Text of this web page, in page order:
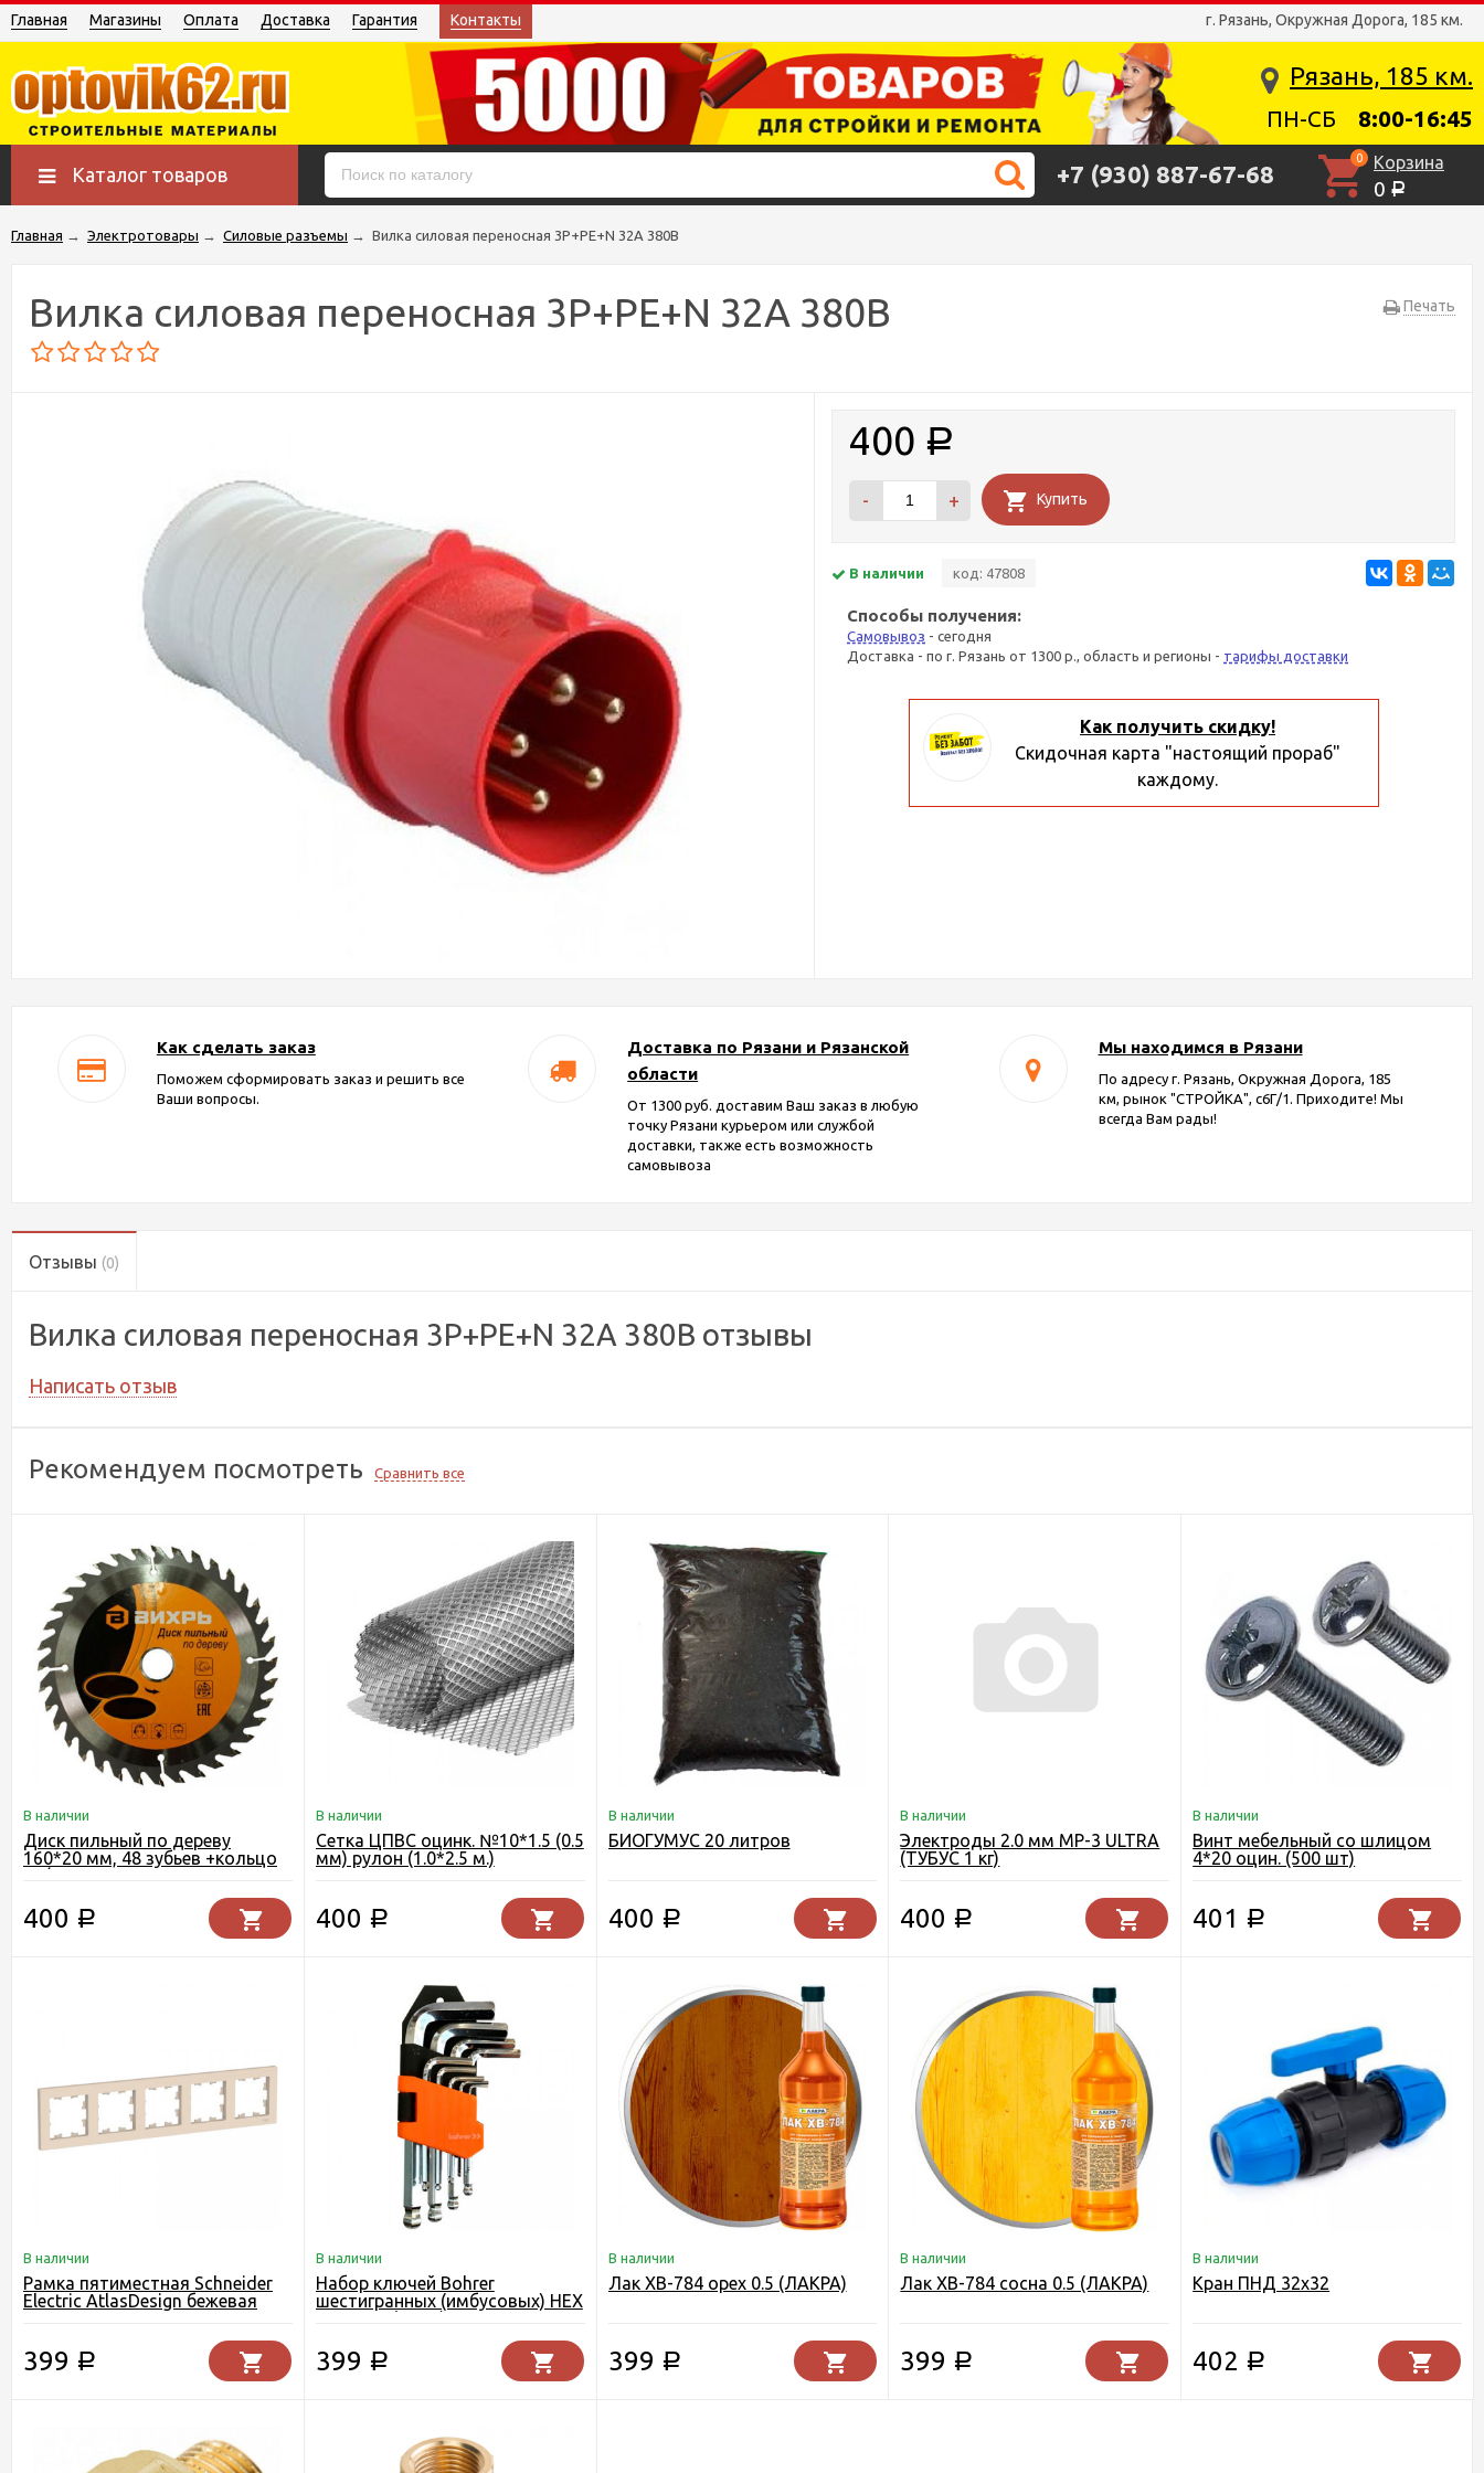
г. Рязань, Окружная Дорога, 185 км.
Главная Магазины Оплата Доставка Гарантия Контакты
Рязань, 185 км.
ПН-СБ 8:00-16:45
Каталог товаров +7 (930) 887-67-68
0 Корзина
0 Р
Главная → Электротовары → Силовые разъемы → Вилка силовая переносная 3P+PE+N 32A 380B
Печать
Вилка силовая переносная 3P+PE+N 32A 380B
400 Р
- + Купить
В наличии код: 47808
Способы получения:
Самовывоз - сегодня
Доставка - по г. Рязань от 1300 р., область и регионы - тарифы доставки
Как получить скидку!
Скидочная карта "настоящий прораб"
каждому.
Как сделать заказ
Поможем сформировать заказ и решить все
Ваши вопросы.
Доставка по Рязани и Рязанской
области
От 1300 руб. доставим Ваш заказ в любую
точку Рязани курьером или службой
доставки, также есть возможность
самовывоза
Мы находимся в Рязани
По адресу г. Рязань, Окружная Дорога, 185
км, рынок "СТРОЙКА", с6Г/1. Приходите! Мы
всегда Вам рады!
Отзывы (0)
Вилка силовая переносная 3P+PE+N 32A 380B отзывы
Написать отзыв
Рекомендуем посмотреть Сравнить все
В наличии
Диск пильный по дереву
160*20 мм, 48 зубьев +кольцо
16/20 Вихрь
400 Р
В наличии
Сетка ЦПВС оцинк. №10*1.5 (0.5
мм) рулон (1.0*2.5 м.)
400 Р
В наличии
БИОГУМУС 20 литров
400 Р
В наличии
Электроды 2.0 мм МР-3 ULTRA
(ТУБУС 1 кг)
400 Р
В наличии
Винт мебельный со шлицом
4*20 оцин. (500 шт)
401 Р
В наличии
Рамка пятиместная Schneider
Electric AtlasDesign бежевая
399 Р
В наличии
Набор ключей Bohrer
шестигранных (имбусовых) НЕХ
с шаром (9 шт )
399 Р
В наличии
Лак XB-784 орех 0.5 (ЛАКРА)
399 Р
В наличии
Лак XB-784 сосна 0.5 (ЛАКРА)
399 Р
В наличии
Кран ПНД 32х32
402 Р